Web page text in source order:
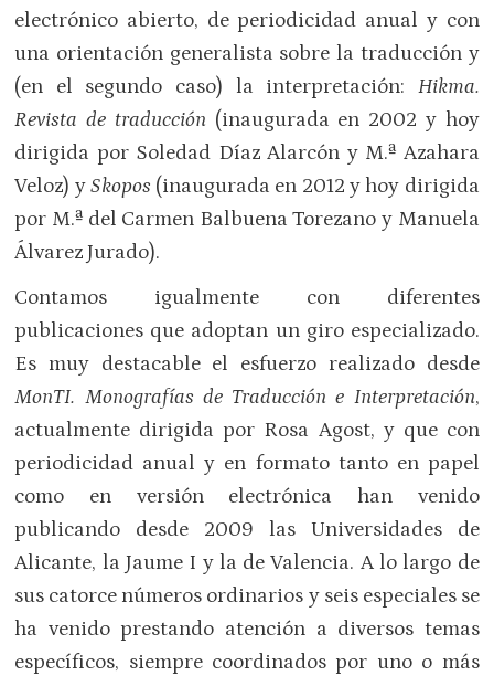
electrónico abierto, de periodicidad anual y con
una orientación generalista sobre la traducción y
(en el segundo caso) la interpretación: Hikma.
Revista de traducción (inaugurada en 2002 y hoy
dirigida por Soledad Díaz Alarcón y M.ª Azahara
Veloz) ySkopos (inaugurada en 2012 y hoy dirigida
por M.ª del Carmen Balbuena Torezano y Manuela
Álvarez Jurado).
Contamos igualmente con diferentes
publicaciones que adoptan un giro especializado.
Es muy destacable el esfuerzo realizado desde
MonTI. Monografías de Traducción e Interpretación,
actualmente dirigida por Rosa Agost, y que con
periodicidad anual y en formato tanto en papel
como en versión electrónica han venido
publicando desde 2009 las Universidades de
Alicante, la Jaume I y la de Valencia. A lo largo de
sus catorce números ordinarios y seis especiales se
ha venido prestando atención a diversos temas
específicos, siempre coordinados por uno o más